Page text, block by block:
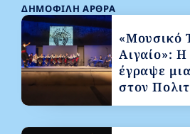
ΔΗΜΟΦΙΛΉ ΆΡΘΡΑ
«Μουσικό
Αιγαίο»:
έγραψε
στον